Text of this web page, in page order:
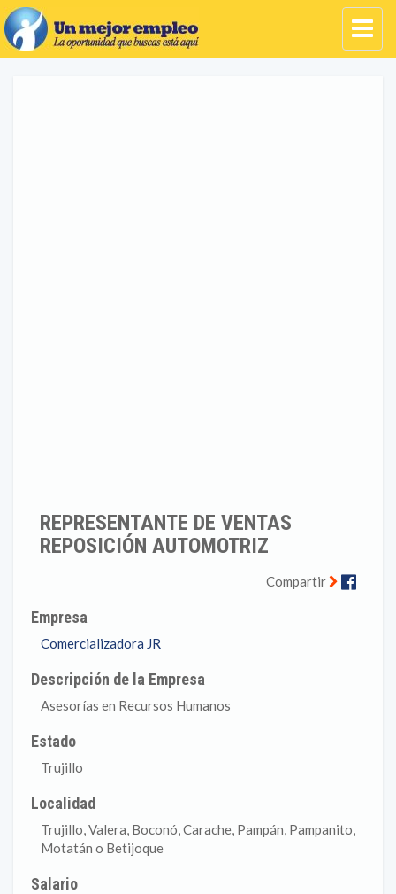
REPRESENTANTE DE VENTAS
REPOSICIÓN AUTOMOTRIZ
Compartir
Empresa
Comercializadora JR
Descripción de la Empresa
Asesorías en Recursos Humanos
Estado
Trujillo
Localidad
Trujillo, Valera, Boconó, Carache, Pampán, Pampanito,
Motatán o Betijoque
Salario